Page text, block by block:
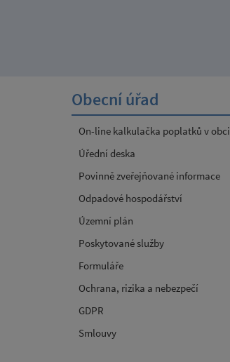
Obecní úřad
On-line kalkulačka poplatků v obci
Úřední deska
Povinně zveřejňované informace
Odpadové hospodářství
Územní plán
Poskytované služby
Formuláře
Ochrana, rizika a nebezpečí
GDPR
Smlouvy